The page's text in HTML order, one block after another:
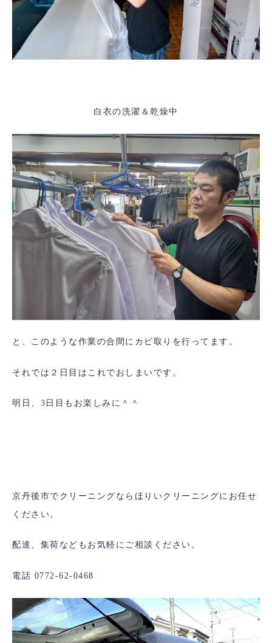
白衣の洗濯＆乾燥中
と、このような作業の合間にカビ取りを行ってます。
それでは２日目はこれでおしまいです。
明日、3日目もお楽しみに＾＾
京丹後市でクリーニングならほりいクリーニングにお任せ
ください。
配達、集荷などもお気軽にご相談ください。
電話 0772-62-0468